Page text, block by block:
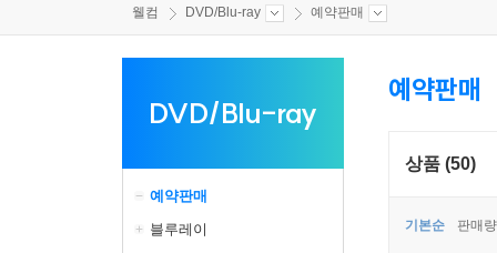
웰컴 DVD/Blu-ray 예약판매
DVD/Blu-ray
예약판매
블루레이
예약판매
상품 (50)
기본순 판매